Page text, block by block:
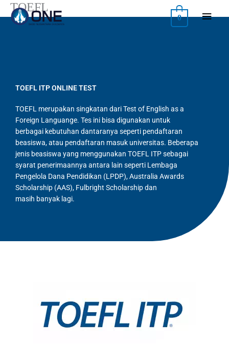
Skip
to
Main
0
TOEFL
TOEFL ITP ONLINE TEST
TOEFL merupakan singkatan dari Test of English as a
Foreign Languange. Tes ini bisa digunakan untuk
berbagai kebutuhan dantaranya seperti pendaftaran
beasiswa, atau pendaftaran masuk universitas. Beberapa
jenis beasiswa yang menggunakan TOEFL ITP sebagai
syarat penerimaannya antara lain seperti Lembaga
Pengelola Dana Pendidikan (LPDP), Australia Awards
Scholarship (AAS), Fulbright Scholarship dan
masih banyak lagi.